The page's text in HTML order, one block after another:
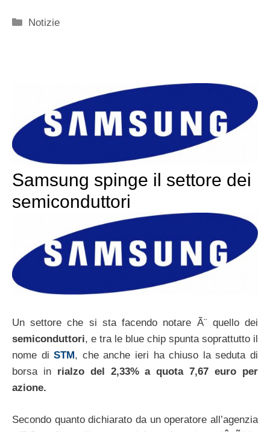
Categorie
Notizie
Samsung spinge il settore dei
semiconduttori
Un settore che si sta facendo notare Ã¨ quello dei
semiconduttori, e tra le blue chip spunta soprattutto il
nome diSTM, che anche ieri ha chiuso la seduta di
borsa in rialzo del 2,33% a quota 7,67 euro per
azione.
Secondo quanto dichiarato da un operatore all’agenzia